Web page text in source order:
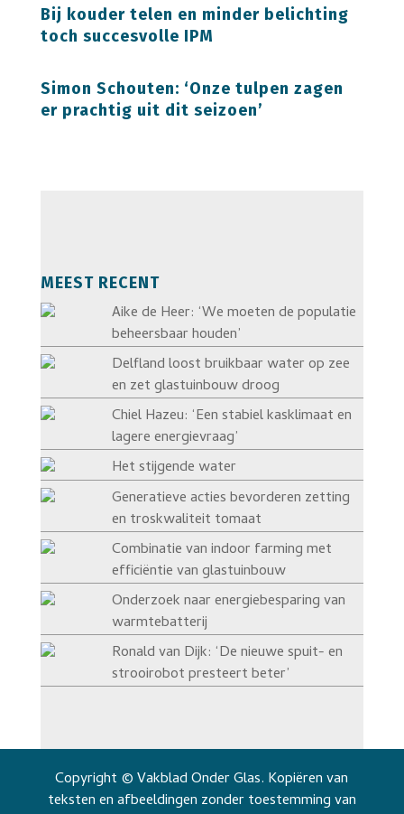
Bij kouder telen en minder belichting
toch succesvolle IPM
Simon Schouten: ‘Onze tulpen zagen
er prachtig uit dit seizoen’
MEEST RECENT
Aike de Heer: ‘We moeten de populatie
beheersbaar houden’
Delfland loost bruikbaar water op zee
en zet glastuinbouw droog
Chiel Hazeu: ‘Een stabiel kasklimaat en
lagere energievraag’
Het stijgende water
Generatieve acties bevorderen zetting
en troskwaliteit tomaat
Combinatie van indoor farming met
efficiëntie van glastuinbouw
Onderzoek naar energiebesparing van
warmtebatterij
Ronald van Dijk: ‘De nieuwe spuit- en
strooirobot presteert beter’
Copyright © Vakblad Onder Glas. Kopiëren van
teksten en afbeeldingen zonder toestemming van